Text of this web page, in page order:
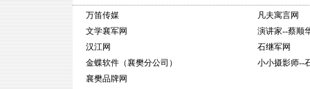
万笛传媒
凡夫寓言网
文学襄军网
演讲家--蔡顺
汉江网
石继军网
金蝶软件（襄樊分公司）
小小摄影师--
襄樊品牌网